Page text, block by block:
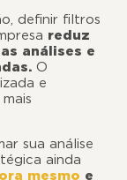
definir filtros
reduz
análises e
O
e
sua análise
ainda
mesmo e